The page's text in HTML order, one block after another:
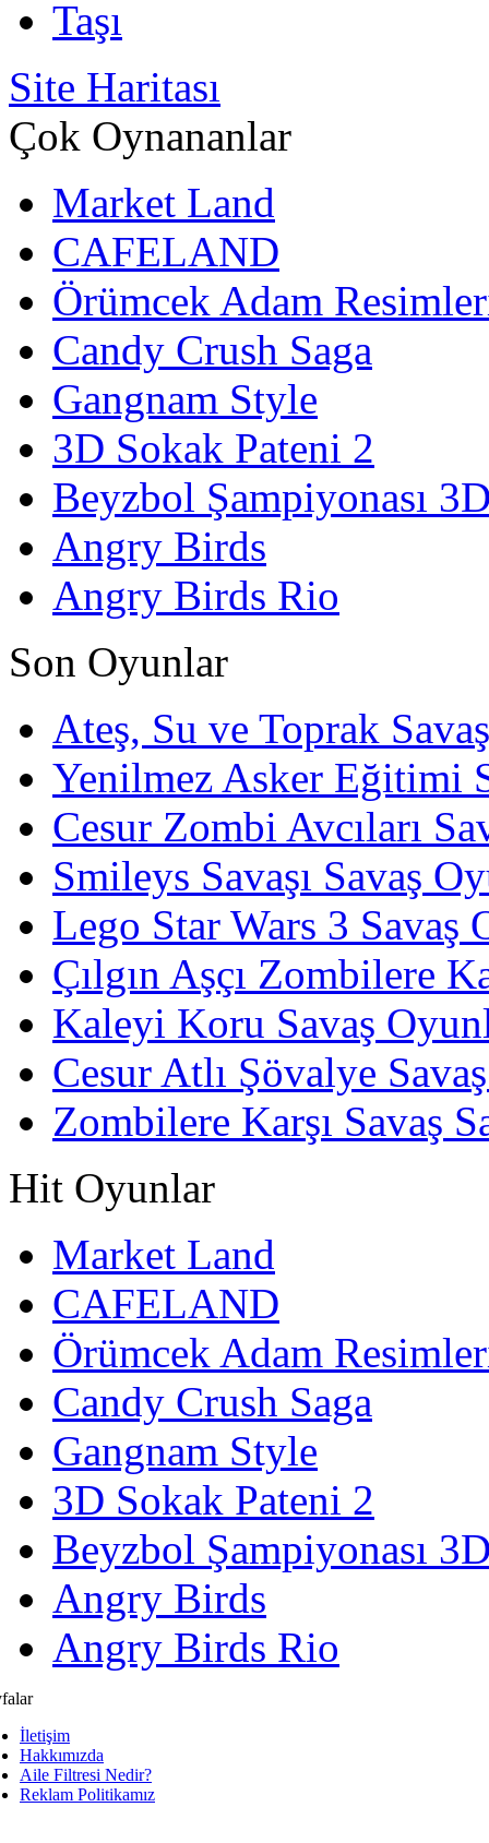
Taşı
Site Haritası
Çok Oynananlar
Market Land
CAFELAND
Örümcek Adam
Candy Crush Saga
Gangnam Style
3D Sokak Pateni 2
Beyzbol Şampiyonası
Angry Birds
Angry Birds Rio
Son Oyunlar
Ateş, Su ve Toprak
Yenilmez Asker Eğitimi
Cesur Zombi Avcıları
Smileys Savaşı Savaş
Lego Star Wars 3 Savaş
Çılgın Aşçı Zombilere
Kaleyi Koru Savaş
Cesur Atlı Şövalye
Zombilere Karşı Savaş
Hit Oyunlar
Market Land
CAFELAND
Örümcek Adam
Candy Crush Saga
Gangnam Style
3D Sokak Pateni 2
Beyzbol Şampiyonası
Angry Birds
Angry Birds Rio
İletişim
Hakkımızda
Aile Filtresi Nedir?
Reklam Politikamız